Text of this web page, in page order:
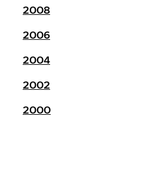
2008
2006
2004
2002
2000